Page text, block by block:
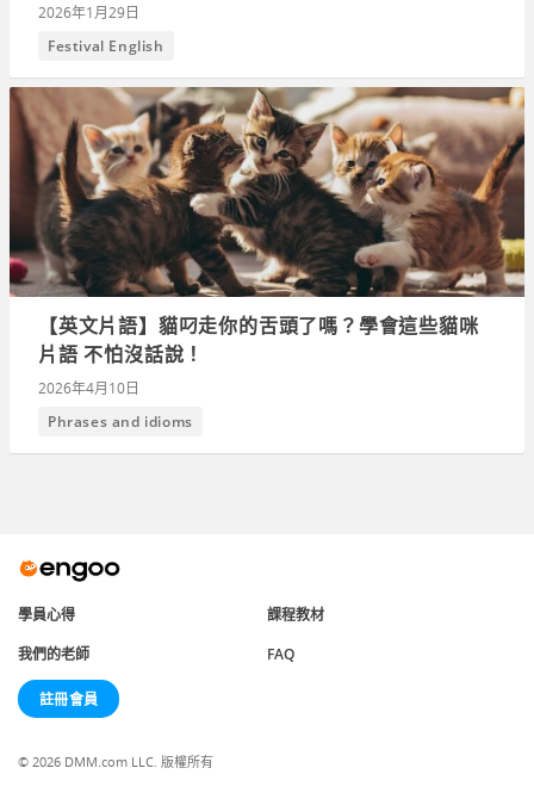
2026年1月29日
Festival English
【英文片語】貓叼走你的舌頭了嗎？學會這些貓咪
片語 不怕沒話說！
2026年4月10日
Phrases and idioms
學員心得
課程教材
我們的老師
FAQ
註冊會員
© 2026 DMM.com LLC. 版權所有